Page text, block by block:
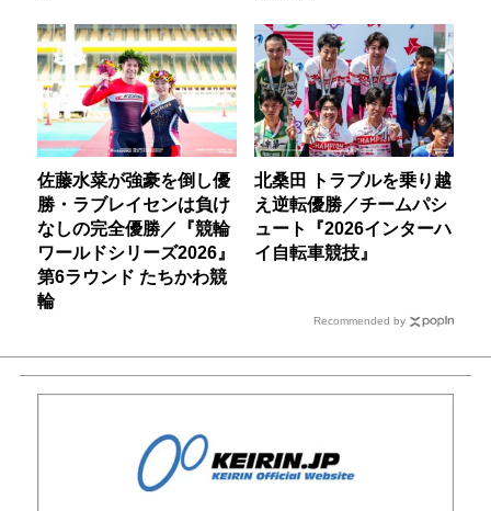
佐藤水菜が強豪を倒し優
勝・ラブレイセンは負け
なしの完全優勝／『競輪
ワールドシリーズ2026』
第6ラウンド たちかわ競
輪
北桑田 トラブルを乗り越
え逆転優勝／チームパシ
ュート『2026インターハ
イ自転車競技』
Recommended by